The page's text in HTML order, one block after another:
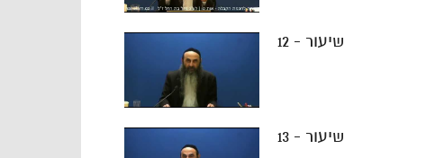
שיעור - 12
שיעור - 13